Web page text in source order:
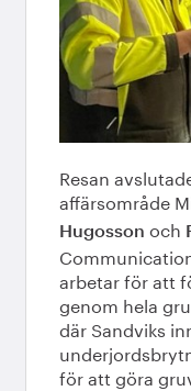
Resan
affärsområde
Hugosson och
arbetar för att
genom hela
där Sandviks
för att göra